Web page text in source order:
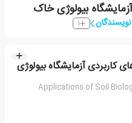
بیولوژی خاک
1
کاربردی آزمایشگاه بیولوژی
Applications of Soil